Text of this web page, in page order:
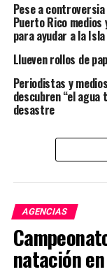
Los
pueden en
insoportables.
3,4 millones
electricidad. De
, Montebello , ha
por el
4 que
solamente los
hojas y basura.
Pese a
Puerto Rico medios
para ayudar a la Isla
Llueven rollos de
Periodistas y
descubren “el agua
desastre
AGENCIAS
natación